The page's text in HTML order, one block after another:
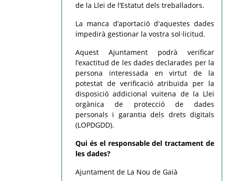
de la Llei de l’Estatut dels treballadors.
La manca d’aportació d'aquestes dades
impedirà gestionar la vostra sol·licitud.
Aquest Ajuntament podrà verificar
l’exactitud de les dades declarades per la
persona interessada en virtut de la
potestat de verificació atribuïda per la
disposició addicional vuitena de la Llei
orgànica de protecció de dades
personals i garantia dels drets digitals
(LOPDGDD).
Qui és el responsable del tractament de
les dades?
Ajuntament de La Nou de Gaià